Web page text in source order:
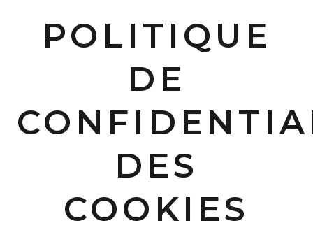
POLITIQUE
DE
DES
COOKIES